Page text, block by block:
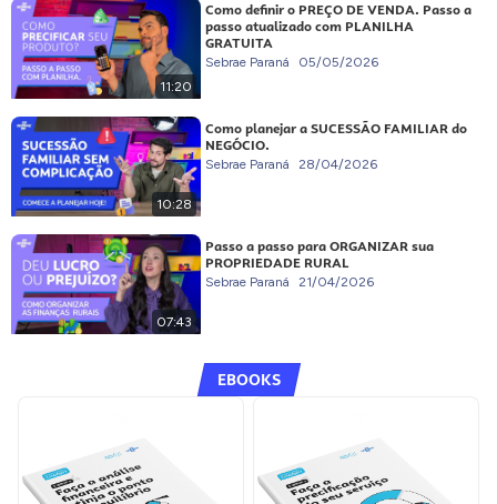
11:20
Como definir o PREÇO DE VENDA. Passo a
passo atualizado com PLANILHA
GRATUITA
Sebrae Paraná 05/05/2026
10:28
Como planejar a SUCESSÃO FAMILIAR do
NEGÓCIO.
Sebrae Paraná 28/04/2026
07:43
Passo a passo para ORGANIZAR sua
PROPRIEDADE RURAL
Sebrae Paraná 21/04/2026
EBOOKS